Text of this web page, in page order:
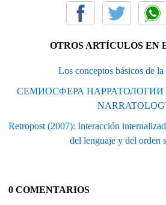
OTROS ARTÍCULOS EN
Los conceptos básicos de
СЕМИОСФЕРА НАРРАТОЛОГИИ /
Retropost (2007): Interacción
del lenguaje y del orden
0 COMENTARIOS